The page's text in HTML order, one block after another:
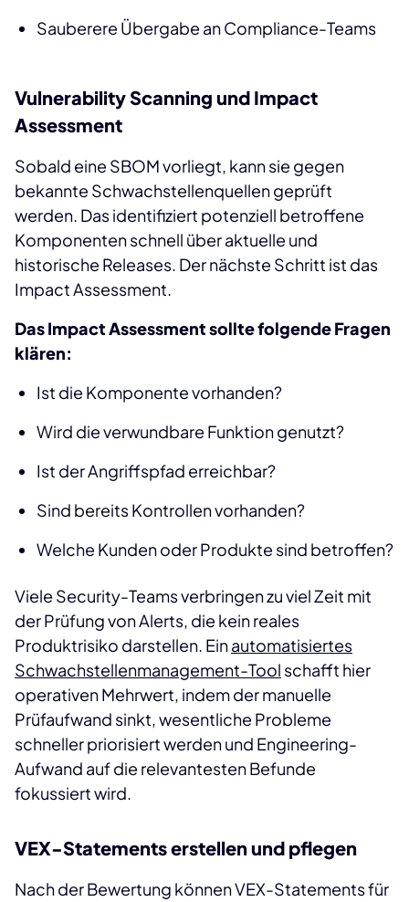
Sauberere Übergabe an Compliance-Teams
Vulnerability Scanning und Impact
Assessment
Sobald eine SBOM vorliegt, kann sie gegen
bekannte Schwachstellenquellen geprüft
werden. Das identifiziert potenziell betroffene
Komponenten schnell über aktuelle und
historische Releases. Der nächste Schritt ist das
Impact Assessment.
Das Impact Assessment sollte folgende Fragen
klären:
Ist die Komponente vorhanden?
Wird die verwundbare Funktion genutzt?
Ist der Angriffspfad erreichbar?
Sind bereits Kontrollen vorhanden?
Welche Kunden oder Produkte sind betroffen?
Viele Security-Teams verbringen zu viel Zeit mit
der Prüfung von Alerts, die kein reales
Produktrisiko darstellen. Einautomatisiertes
Schwachstellenmanagement-Tool schafft hier
operativen Mehrwert, indem der manuelle
Prüfaufwand sinkt, wesentliche Probleme
schneller priorisiert werden und Engineering-
Aufwand auf die relevantesten Befunde
fokussiert wird.
VEX-Statements erstellen und pflegen
Nach der Bewertung können VEX-Statements für